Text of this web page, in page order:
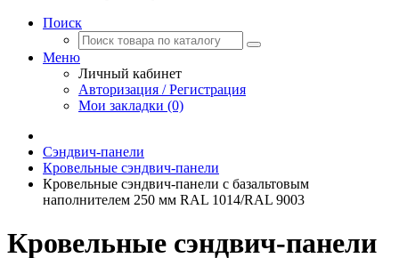
Поиск
Меню
Личный кабинет
Авторизация / Регистрация
Мои закладки (0)
Сэндвич-панели
Кровельные сэндвич-панели
Кровельные сэндвич-панели с базальтовым
наполнителем 250 мм RAL 1014/RAL 9003
Кровельные сэндвич-панели